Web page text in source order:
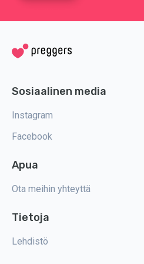
Sosiaalinen media
Instagram
Facebook
Apua
Ota meihin yhteyttä
Tietoja
Lehdistö